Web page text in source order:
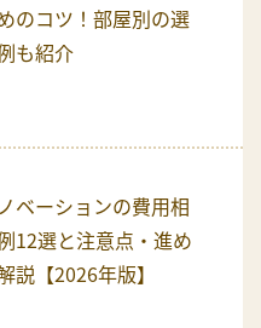
のコツ！部屋別の選
も紹介
ベーションの費用相
12選と注意点・進め
説【2026年版】